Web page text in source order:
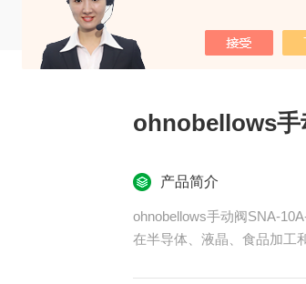
ohnobellows手
产品简介
ohnobellows手动阀SNA-
在半导体、液晶、食品加工